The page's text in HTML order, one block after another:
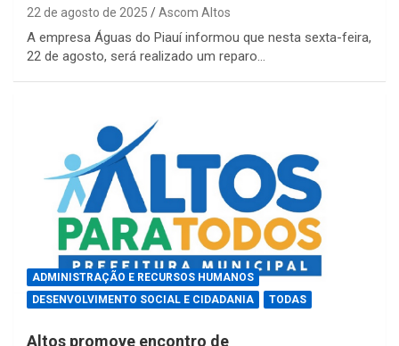
22 de agosto de 2025 Ascom Altos
A empresa Águas do Piauí informou que nesta sexta-feira,
22 de agosto, será realizado um reparo…
ADMINISTRAÇÃO E RECURSOS HUMANOS
DESENVOLVIMENTO SOCIAL E CIDADANIA
TODAS
Altos promove encontro de